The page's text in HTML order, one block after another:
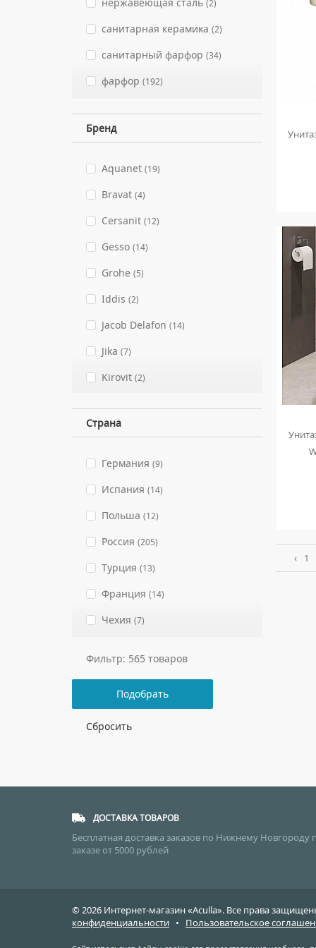
‹ 1
УМЫВАЛЬНИКОВ
(2)
санитарная керамика (2)
санитарный фарфор (34)
фарфор (192)
Бренд
Aquanet (19)
Bravat (4)
Cersanit (12)
Gesso (14)
Grohe (5)
Iddis (2)
Jacob Delafon (14)
Jika (7)
Kirovit (2)
Norm
Aquatek(11)
Страна
Германия (9)
Испания (14)
Польша (12)
Россия (205)
Турция (13)
Франция (14)
Чехия (7)
Фильтр: 565 товаров
Подобрать
Сбросить
ДОСТАВКА ТОВАРОВ
Бесплатная доставка заказов по Нижнему Новгороду
заказе от 5000 рублей
© 2026 Интернет-магазин «Aculla». Все права
конфиденциальности • Пользовательское